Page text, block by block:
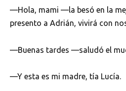
—Hola, mami —la besó en la
presento a Adrián, vivirá con
—Buenas tardes —saludó el
—Y esta es mi madre, tía Lucía.